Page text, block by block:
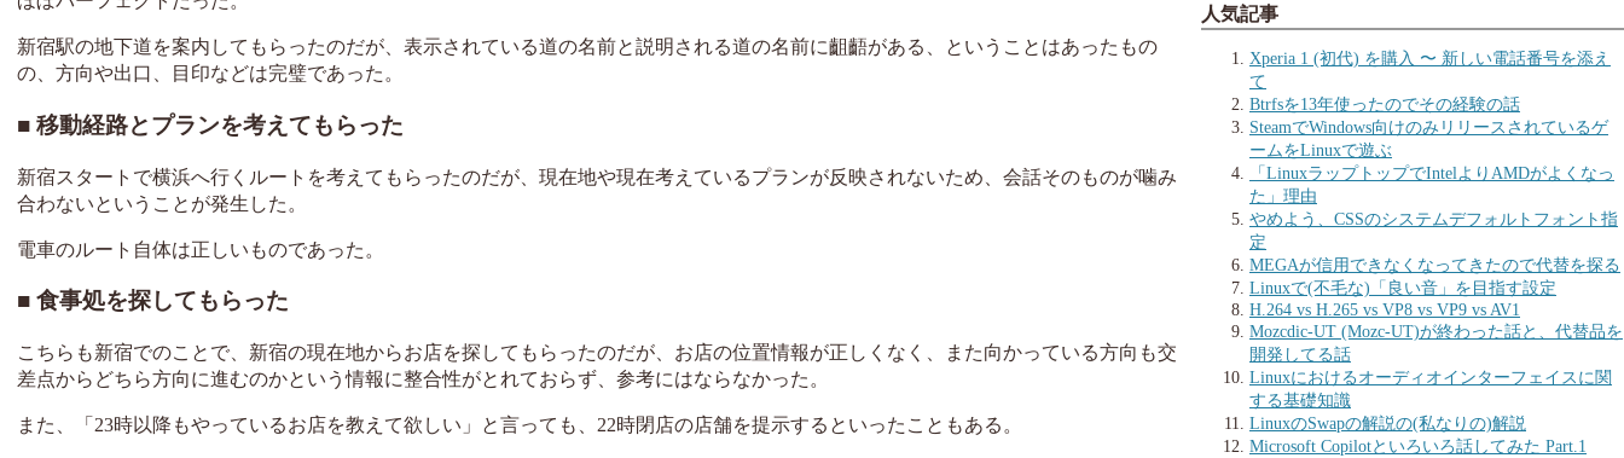
新宿駅の地下道を案内してもらったのだが、表示されている道の名前と説明される道の名前に齟齬がある、ということはあったもの
の、方向や出口、目印などは完璧であった。
移動経路とプランを考えてもらった
新宿スタートで横浜へ行くルートを考えてもらったのだが、現在地や現在考えているプランが反映されないため、会話そのものが噛み
合わないということが発生した。
電車のルート自体は正しいものであった。
食事処を探してもらった
こちらも新宿でのことで、新宿の現在地からお店を探してもらったのだが、お店の位置情報が正しくなく、また向かっている方向も交
差点からどちら方向に進むのかという情報に整合性がとれておらず、参考にはならなかった。
また、「23時以降もやっているお店を教えて欲しい」と言っても、22時閉店の店舗を提示するといったこともある。
人気記事
Xperia 1 (初代) を購入 〜 新しい電話番号を添え
て
Btrfsを13年使ったのでその経験の話
SteamでWindows向けのみリリースされているゲ
ームをLinuxで遊ぶ
「LinuxラップトップでIntelよりAMDがよくなっ
た」理由
やめよう、CSSのシステムデフォルトフォント指
定
MEGAが信用できなくなってきたので代替を探る
Linuxで(不毛な)「良い音」を目指す設定
H.264 vs H.265 vs VP8 vs VP9 vs AV1
Mozcdic-UT (Mozc-UT)が終わった話と、代替品を
開発してる話
Linuxにおけるオーディオインターフェイスに関
する基礎知識
LinuxのSwapの解説の(私なりの)解説
Microsoft Copilotといろいろ話してみた Part.1